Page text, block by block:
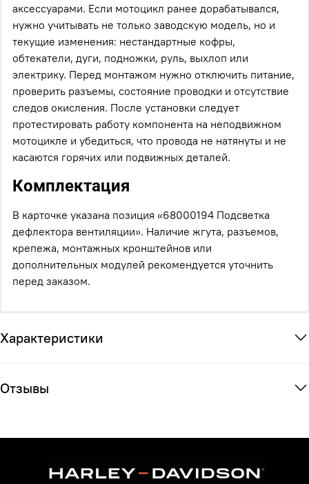
аксессуарами. Если мотоцикл ранее дорабатывался,
нужно учитывать не только заводскую модель, но и
текущие изменения: нестандартные кофры,
обтекатели, дуги, подножки, руль, выхлоп или
электрику. Перед монтажом нужно отключить питание,
проверить разъемы, состояние проводки и отсутствие
следов окисления. После установки следует
протестировать работу компонента на неподвижном
мотоцикле и убедиться, что провода не натянуты и не
касаются горячих или подвижных деталей.
Комплектация
В карточке указана позиция «68000194 Подсветка
дефлектора вентиляции». Наличие жгута, разъемов,
крепежа, монтажных кронштейнов или
дополнительных модулей рекомендуется уточнить
перед заказом.
Характеристики
Отзывы